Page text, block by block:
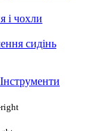
і чохли
сидінь
Інструменти